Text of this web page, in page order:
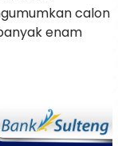
calon
enam